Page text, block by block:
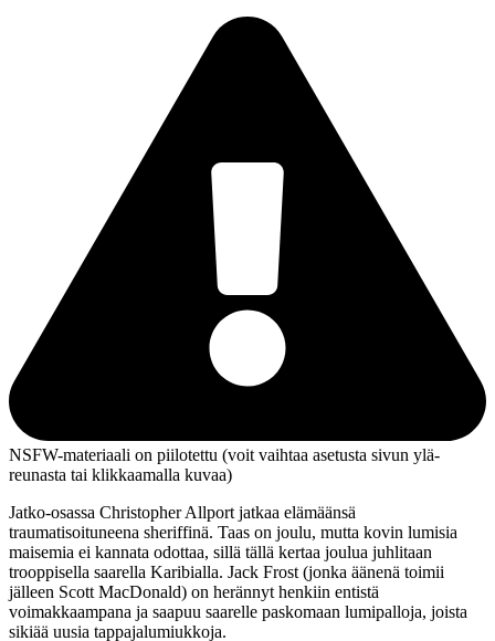
NSFW-materiaali on piilotettu (voit vaihtaa asetusta sivun ylä­
reunasta tai klikkaamalla kuvaa)
Jatko-osassa Christopher Allport jatkaa elämäänsä
traumatisoituneena sheriffinä. Taas on joulu, mutta kovin lumisia
maisemia ei kannata odottaa, sillä tällä kertaa joulua juhlitaan
trooppisella saarella Karibialla. Jack Frost (jonka äänenä toimii
jälleen Scott MacDonald) on herännyt henkiin entistä
voimakkaampana ja saapuu saarelle paskomaan lumipalloja, joista
sikiää uusia tappajalumiukkoja.